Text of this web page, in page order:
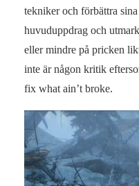
tekniker och förbättra
huvuduppdrag och
eller mindre på pricken
inte är någon kritik
fix what ain’t broke.